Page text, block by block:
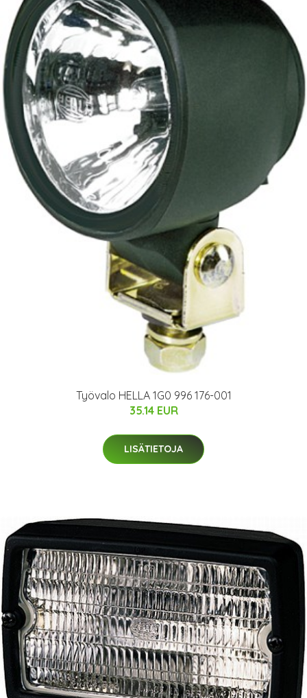
Työvalo HELLA 1G0 996 176-001
35.14 EUR
LISÄTIETOJA